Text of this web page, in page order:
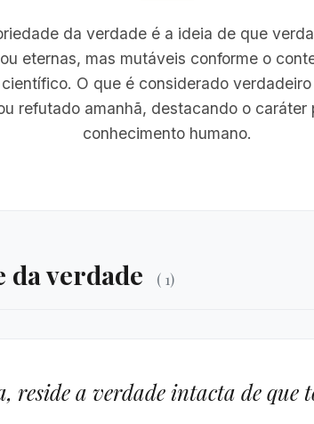
da verdade é a ideia de que
eternas, mas mutáveis conforme o
O que é considerado
refutado amanhã, destacando o caráter
conhecimento humano.
da verdade ( 1)
a verdade intacta de que